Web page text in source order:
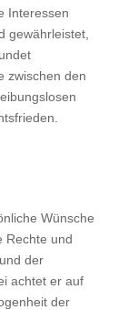
Interessen
gewährleistet,
zwischen den
Wünsche
Rechte und
der
achtet er auf
der